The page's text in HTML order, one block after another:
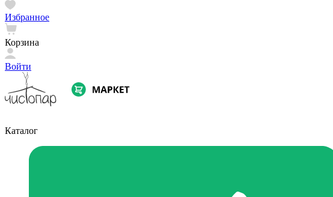
Избранное
Корзина
Войти
Каталог